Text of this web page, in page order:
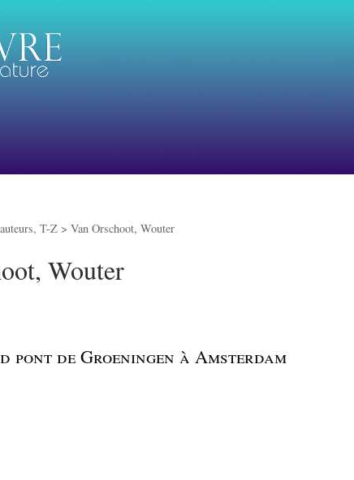
T-Z > Van Orschoot, Wouter
Wouter
pont de Groeningen à Amsterdam